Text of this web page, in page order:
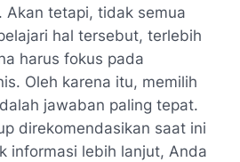
Akan tetapi, tidak semua
hal tersebut, terlebih
harus fokus pada
Oleh karena itu, memilih
jawaban paling tepat.
direkomendasikan saat ini
informasi lebih lanjut, Anda